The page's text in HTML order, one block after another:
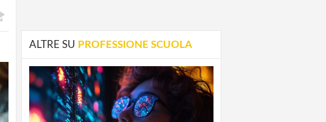
ALTRE SU PROFESSIONE SCUOLA